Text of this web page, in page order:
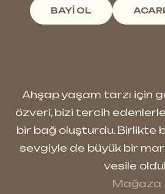
BAYİ OL
Ahşap yaşam tarzı için
özveri, bizi tercih
bir bağ oluşturdu. Birlikte
sevgiyle de büyük bir
vesile
Mağaza